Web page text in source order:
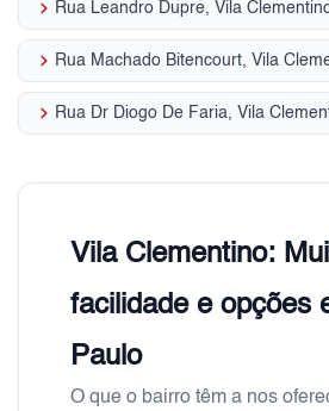
keyboard_arrow_right Rua Leandro Dupre, Vila
keyboard_arrow_right Rua Machado Bitencourt, Vila
keyboard_arrow_right Rua Dr Diogo De Faria, Vila
Vila Clementino:
facilidade e opções
Paulo
O que o bairro têm a nos